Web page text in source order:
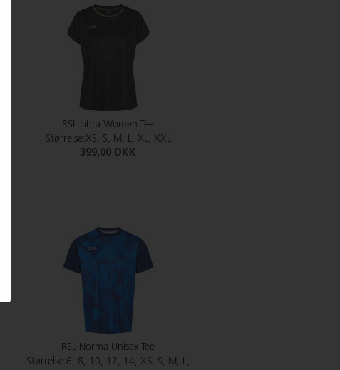
RSL Libra Women Tee
Størrelse:XS, S, M, L, XL, XXL
399,00 DKK
RSL Norma Unisex Tee
Størrelse:6, 8, 10, 12, 14, XS, S, M, L,